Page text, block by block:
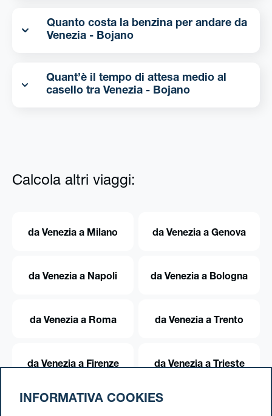
Quanto costa la benzina per andare da
Venezia - Bojano
Quant’è il tempo di attesa medio al
casello tra Venezia - Bojano
Calcola altri viaggi:
da Venezia a Milano da Venezia a Genova
da Venezia a Napoli da Venezia a Bologna
da Venezia a Roma da Venezia a Trento
da Venezia a Firenze da Venezia a Trieste
INFORMATIVA COOKIES